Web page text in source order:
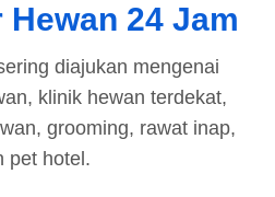
Hewan 24 Jam
diajukan mengenai
klinik hewan terdekat,
grooming, rawat inap,
pet hotel.